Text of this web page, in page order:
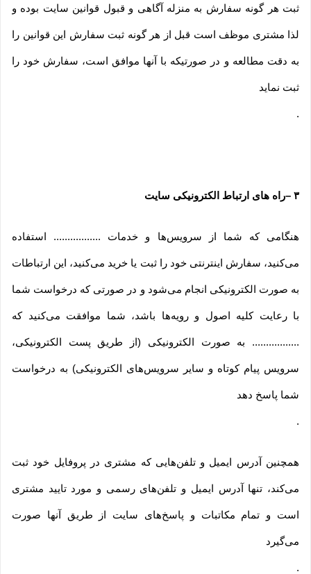
ثبت هر گونه سفارش به منزله آگاهی و قبول قوانین سایت بوده و
لذا مشتری موظف است قبل از هر گونه ثبت سفارش این قوانین را
به دقت مطالعه و در صورتیکه با آنها موافق است، سفارش خود را
ثبت نماید
.
۳ –راه های ارتباط الکترونیکی سایت
هنگامی که شما از سرویس‌‏ها و خدمات ................. استفاده
می‏‌کنید، سفارش اینترنتی خود را ثبت یا خرید می‏‌کنید، این ارتباطات
به صورت الکترونیکی انجام می‏‌شود و در صورتی که درخواست شما
با رعایت کلیه اصول و رویه‏‌ها باشد، شما موافقت می‌‏کنید که
................. به صورت الکترونیکی (از طریق پست الکترونیکی،
سرویس پیام کوتاه و سایر سرویس‌های الکترونیکی) به درخواست
شما پاسخ دهد
.
همچنین آدرس ایمیل و تلفن‌هایی که مشتری در پروفایل خود ثبت
می‌کند، تنها آدرس ایمیل و تلفن‌های رسمی و مورد تایید مشتری
است و تمام مکاتبات و پاسخ‌های سایت از طریق آنها صورت
می‌گیرد
.